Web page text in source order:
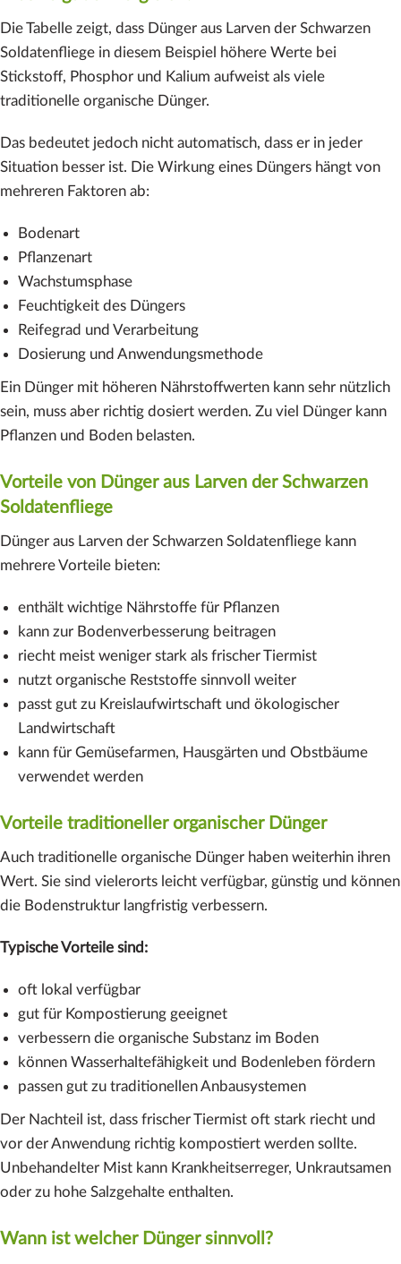
Die Tabelle zeigt, dass Dünger aus Larven der Schwarzen
Soldatenfliege in diesem Beispiel höhere Werte bei
Stickstoff, Phosphor und Kalium aufweist als viele
traditionelle organische Dünger.
Das bedeutet jedoch nicht automatisch, dass er in jeder
Situation besser ist. Die Wirkung eines Düngers hängt von
mehreren Faktoren ab:
Bodenart
Pflanzenart
Wachstumsphase
Feuchtigkeit des Düngers
Reifegrad und Verarbeitung
Dosierung und Anwendungsmethode
Ein Dünger mit höheren Nährstoffwerten kann sehr nützlich
sein, muss aber richtig dosiert werden. Zu viel Dünger kann
Pflanzen und Boden belasten.
Vorteile von Dünger aus Larven der Schwarzen
Soldatenfliege
Dünger aus Larven der Schwarzen Soldatenfliege kann
mehrere Vorteile bieten:
enthält wichtige Nährstoffe für Pflanzen
kann zur Bodenverbesserung beitragen
riecht meist weniger stark als frischer Tiermist
nutzt organische Reststoffe sinnvoll weiter
passt gut zu Kreislaufwirtschaft und ökologischer
Landwirtschaft
kann für Gemüsefarmen, Hausgärten und Obstbäume
verwendet werden
Vorteile traditioneller organischer Dünger
Auch traditionelle organische Dünger haben weiterhin ihren
Wert. Sie sind vielerorts leicht verfügbar, günstig und können
die Bodenstruktur langfristig verbessern.
Typische Vorteile sind:
oft lokal verfügbar
gut für Kompostierung geeignet
verbessern die organische Substanz im Boden
können Wasserhaltefähigkeit und Bodenleben fördern
passen gut zu traditionellen Anbausystemen
Der Nachteil ist, dass frischer Tiermist oft stark riecht und
vor der Anwendung richtig kompostiert werden sollte.
Unbehandelter Mist kann Krankheitserreger, Unkrautsamen
oder zu hohe Salzgehalte enthalten.
Wann ist welcher Dünger sinnvoll?